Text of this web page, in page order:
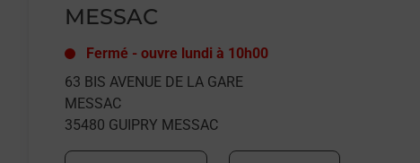
MESSAC
Fermé - ouvre lundi à 10h00
63 BIS AVENUE DE LA GARE
MESSAC
35480 GUIPRY MESSAC